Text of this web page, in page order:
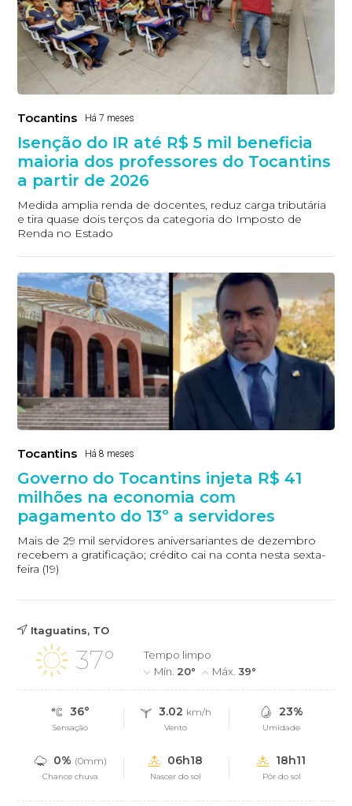
Tocantins Há 7 meses
Isenção do IR até R$ 5 mil beneficia
maioria dos professores do Tocantins
a partir de 2026
Medida amplia renda de docentes, reduz carga tributária
e tira quase dois terços da categoria do Imposto de
Renda no Estado
Tocantins Há 8 meses
Governo do Tocantins injeta R$ 41
milhões na economia com
pagamento do 13º a servidores
Mais de 29 mil servidores aniversariantes de dezembro
recebem a gratificação; crédito cai na conta nesta sexta-
feira (19)
Itaguatins, TO
37°
Tempo limpo
Mín. 20° Máx.39°
36°
Sensação
3.02 km/h
Vento
23%
Umidade
0% (0mm)
Chance chuva
06h18
Nascer do sol
18h11
Pôr do sol